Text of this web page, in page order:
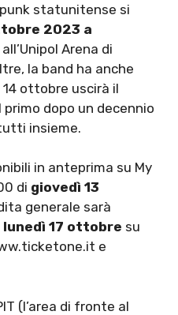
statunitense si
2023 a
Arena di
la band ha anche
ottobre uscirà il
primo dopo un decennio
insieme.
in anteprima su My
di giovedì 13
generale sarà
lunedì 17 ottobre su
e
(l’area di fronte al